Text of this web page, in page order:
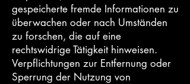
gespeicherte fremde Informationen zu
überwachen oder nach Umständen
zu forschen, die auf eine
rechtswidrige Tätigkeit hinweisen.
Verpflichtungen zur Entfernung oder
Sperrung der Nutzung von